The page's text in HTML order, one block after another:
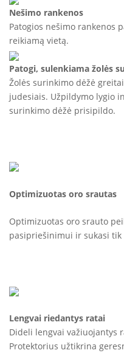
Nešimo rankenos
Patogios nešimo rankenos
reikiamą vietą.
Patogi, sulenkiama žolės
Žolės surinkimo dėžė
judesiais. Užpildymo lygio
surinkimo dėžė prisipildo.
Optimizuotas oro srautas
Optimizuotas oro srauto
pasipriešinimui ir sukasi tik
Lengvai riedantys ratai
Dideli lengvai važiuojantys
Protektorius užtikrina